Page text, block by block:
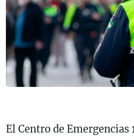
El Centro de Emergencias